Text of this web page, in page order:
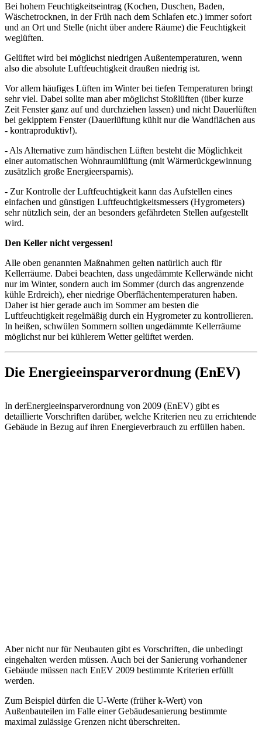
Bei hohem Feuchtigkeitseintrag (Kochen, Duschen, Baden,
Wäschetrocknen, in der Früh nach dem Schlafen etc.) immer sofort
und an Ort und Stelle (nicht über andere Räume) die Feuchtigkeit
weglüften.
Gelüftet wird bei möglichst niedrigen Außentemperaturen, wenn
also die absolute Luftfeuchtigkeit draußen niedrig ist.
Vor allem häufiges Lüften im Winter bei tiefen Temperaturen bringt
sehr viel. Dabei sollte man aber möglichst Stoßlüften (über kurze
Zeit Fenster ganz auf und durchziehen lassen) und nicht Dauerlüften
bei gekipptem Fenster (Dauerlüftung kühlt nur die Wandflächen aus
- kontraproduktiv!).
- Als Alternative zum händischen Lüften besteht die Möglichkeit
einer automatischen Wohnraumlüftung (mit Wärmerückgewinnung
zusätzlich große Energieersparnis).
- Zur Kontrolle der Luftfeuchtigkeit kann das Aufstellen eines
einfachen und günstigen Luftfeuchtigkeitsmessers (Hygrometers)
sehr nützlich sein, der an besonders gefährdeten Stellen aufgestellt
wird.
Den Keller nicht vergessen!
Alle oben genannten Maßnahmen gelten natürlich auch für
Kellerräume. Dabei beachten, dass ungedämmte Kellerwände nicht
nur im Winter, sondern auch im Sommer (durch das angrenzende
kühle Erdreich), eher niedrige Oberflächentemperaturen haben.
Daher ist hier gerade auch im Sommer am besten die
Luftfeuchtigkeit regelmäßig durch ein Hygrometer zu kontrollieren.
In heißen, schwülen Sommern sollten ungedämmte Kellerräume
möglichst nur bei kühlerem Wetter gelüftet werden.
Die Energieeinsparverordnung (EnEV)
In derEnergieeinsparverordnung von 2009 (EnEV) gibt es
detaillierte Vorschriften darüber, welche Kriterien neu zu errichtende
Gebäude in Bezug auf ihren Energieverbrauch zu erfüllen haben.
Aber nicht nur für Neubauten gibt es Vorschriften, die unbedingt
eingehalten werden müssen. Auch bei der Sanierung vorhandener
Gebäude müssen nach EnEV 2009 bestimmte Kriterien erfüllt
werden.
Zum Beispiel dürfen die U-Werte (früher k-Wert) von
Außenbauteilen im Falle einer Gebäudesanierung bestimmte
maximal zulässige Grenzen nicht überschreiten.